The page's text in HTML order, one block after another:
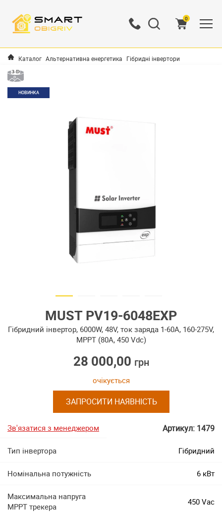
0
Каталог Альтернативна енергетика Гібридні інвертори
НОВИНКА
MUST PV19-6048EXP
Гібридний інвертор, 6000W, 48V, ток заряда 1-60А, 160-275V,
MPPT (80А, 450 Vdc)
28 000,00 грн
очікується
ЗАПРОСИТИ НАЯВНІСТЬ
Зв'язатися з менеджером Артикул: 1479
Тип інвертора Гібридний
Номінальна потужність 6 кВт
Максимальна напруга
MPPT трекера
450 Vac